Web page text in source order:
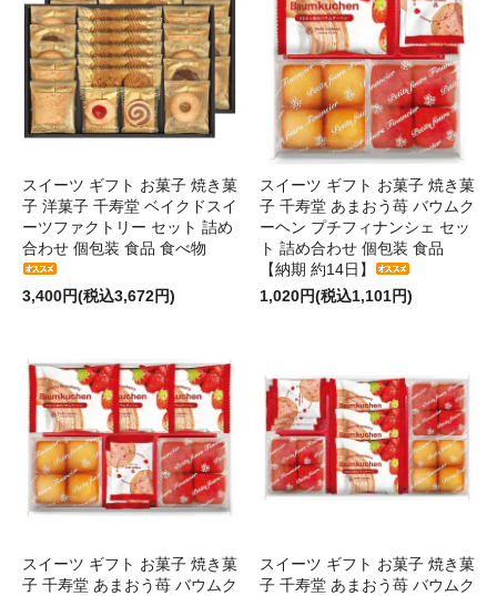
スイーツ ギフト お菓子 焼き菓
子 洋菓子 千寿堂 ベイクドスイ
ーツファクトリー セット 詰め
合わせ 個包装 食品 食べ物
3,400円(税込3,672円)
スイーツ ギフト お菓子 焼き菓
子 千寿堂 あまおう苺 バウムク
ーヘン プチフィナンシェ セッ
ト 詰め合わせ 個包装 食品
【納期 約14日】
1,020円(税込1,101円)
スイーツ ギフト お菓子 焼き菓
子 千寿堂 あまおう苺 バウムク
スイーツ ギフト お菓子 焼き菓
子 千寿堂 あまおう苺 バウムク